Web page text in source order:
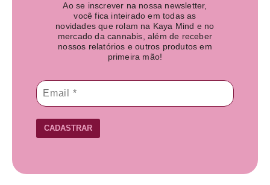
Ao se inscrever na nossa newsletter,
você fica inteirado em todas as
novidades que rolam na Kaya Mind e no
mercado da cannabis, além de receber
nossos relatórios e outros produtos em
primeira mão!
CADASTRAR